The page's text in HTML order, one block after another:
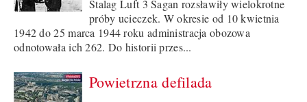
Stalag Luft 3 Sagan rozsławiły wielokrotne
próby ucieczek. W okresie od 10 kwietnia
1942 do 25 marca 1944 roku administracja obozowa
odnotowała ich 262. Do historii przes...
Powietrzna defilada